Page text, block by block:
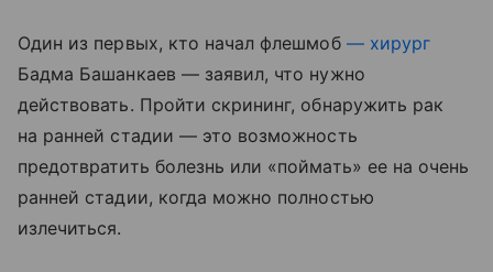
Один из первых, кто начал флешмоб — хирург
Бадма Башанкаев — заявил, что нужно
действовать. Пройти скрининг, обнаружить рак
на ранней стадии — это возможность
предотвратить болезнь или «поймать» ее на очень
ранней стадии, когда можно полностью
излечиться.